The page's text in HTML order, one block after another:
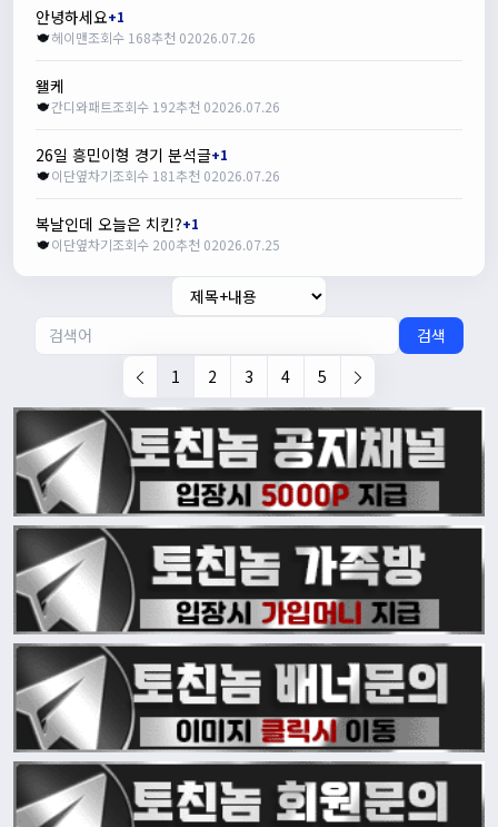
안녕하세요+1
헤이맨조회수 168추천 02026.07.26
왤케
간디와패트조회수 192추천 02026.07.26
26일 흥민이형 경기 분석글+1
이단옆차기조회수 181추천 02026.07.26
복날인데 오늘은 치킨?+1
이단옆차기조회수 200추천 02026.07.25
검색
1
2 3 4 5